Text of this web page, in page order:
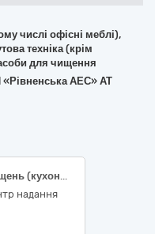
числі офісні меблі),
техніка (крім
для чищення
«Рівненська АЕС» АТ
Меблі для облаштування приміщень (кухонні меблі, шафа комбінована, шафа для одягу, шафа-пенал для санвузла, журнальний столик, стінка під телевізор), код за ДК 021:2015 - 39140000-5 – Меблі для дому
надання